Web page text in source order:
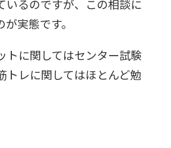
いるのですが、この相談に
実態です。
トに関してはセンター試験
トレに関してはほとんど勉